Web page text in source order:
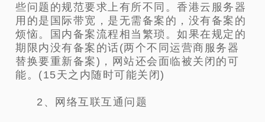
些问题的规范要求上有所不同。香港云服务器
用的是国际带宽，是无需备案的，没有备案的
烦恼。国内备案流程相当繁琐。如果在规定的
期限内没有备案的话(两个不同运营商服务器
替换要重新备案)，网站还会面临被关闭的可
能。(15天之内随时可能关闭)
2、网络互联互通问题